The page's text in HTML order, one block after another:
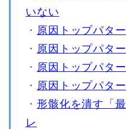
いない
・ 原因トップパタ
・ 原因トップパタ
・ 原因トップパタ
・ 原因トップパタ
・ 形骸化を潰す「
レ